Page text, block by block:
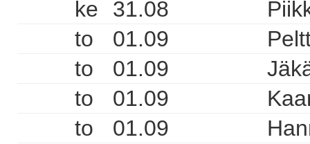
ke
31.08
to
01.09
to
01.09
to
01.09
to
01.09